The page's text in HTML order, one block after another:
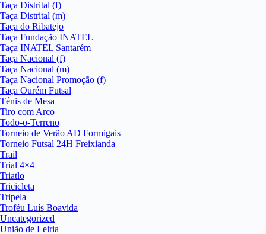
Taça Distrital (f)
Taça Distrital (m)
Taça do Ribatejo
Taça Fundação INATEL
Taça INATEL Santarém
Taça Nacional (f)
Taça Nacional (m)
Taça Nacional Promoção (f)
Taça Ourém Futsal
Ténis de Mesa
Tiro com Arco
Todo-o-Terreno
Torneio de Verão AD Formigais
Torneio Futsal 24H Freixianda
Trail
Trial 4×4
Triatlo
Tricicleta
Tripela
Troféu Luís Boavida
Uncategorized
União de Leiria